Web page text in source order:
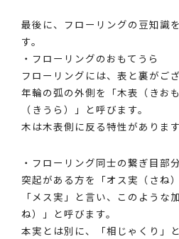
最後に、フローリングの豆知識
す。
・フローリングのおもてうら
フローリングには、表と裏がござ
年輪の弧の外側を「木表（きお
（きうら）」と呼びます。
木は木表側に反る特性があります
・フローリング同士の繋ぎ目部
突起がある方を「オス実（さね
「メス実」と言い、このような
ね）」と呼びます。
本実とは別に、「相じゃくり」